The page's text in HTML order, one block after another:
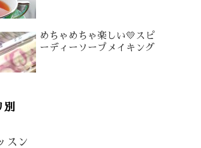
めちゃめちゃ楽しい💛スピ
ーディーソープメイキング
別
スン